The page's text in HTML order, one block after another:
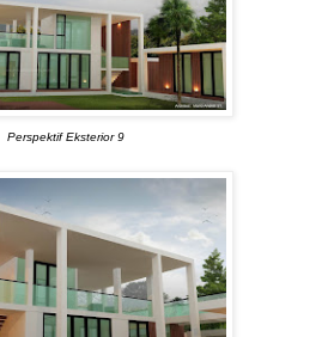
Perspektif Eksterior 9